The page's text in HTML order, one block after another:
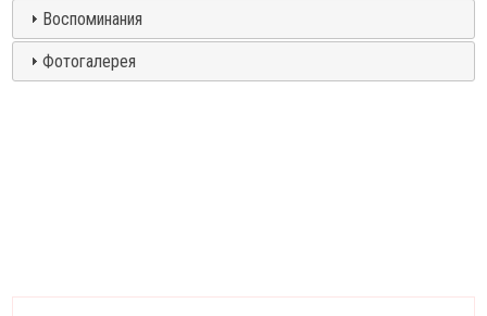
Воспоминания
Фотогалерея